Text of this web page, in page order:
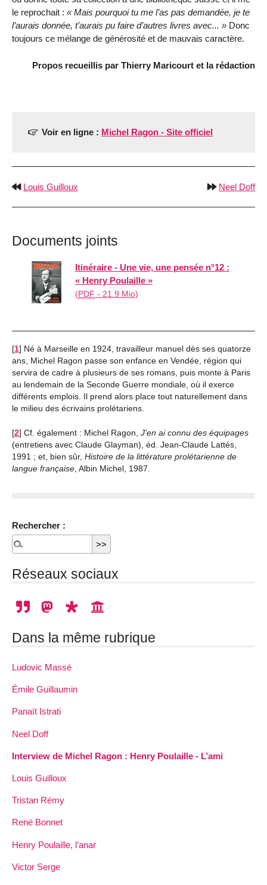
le reprochait :
Mais pourquoi tu me l’as pas demandée, je te
l’aurais donnée, t’aurais pu faire d’autres livres avec...
Donc
toujours ce mélange de générosité et de mauvais caractère.
Propos recueillis par Thierry Maricourt et la rédaction
Voir en ligne : Michel Ragon - Site officiel
Louis Guilloux Neel Doff
Documents joints
Itinéraire - Une vie, une pensée n°12 :
« Henry Poulaille »
(PDF - 21.9 Mio)
[1] Né à Marseille en 1924, travailleur manuel dès ses quatorze
ans, Michel Ragon passe son enfance en Vendée, région qui
servira de cadre à plusieurs de ses romans, puis monte à Paris
au lendemain de la Seconde Guerre mondiale, où il exerce
différents emplois. Il prend alors place tout naturellement dans
le milieu des écrivains prolétariens.
[2] Cf. également : Michel Ragon, J’en ai connu des équipages
(entretiens avec Claude Glayman), éd. Jean-Claude Lattés,
1991 ; et, bien sûr, Histoire de la littérature prolétarienne de
langue française , Albin Michel, 1987.
Rechercher :
Réseaux sociaux
Dans la même rubrique
Ludovic Massé
Émile Guillaumin
Panaït Istrati
Neel Doff
Interview de Michel Ragon : Henry Poulaille - L’ami
Louis Guilloux
Tristan Rémy
René Bonnet
Henry Poulaille, l’anar
Victor Serge